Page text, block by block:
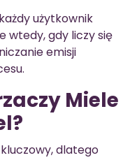
użytkownik
wtedy, gdy liczy się
emisji
Miele
dlatego